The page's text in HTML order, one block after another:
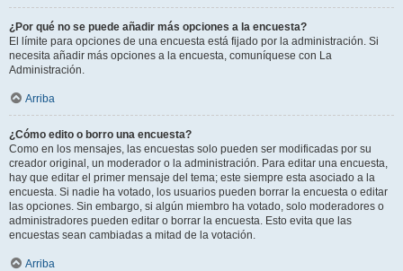
¿Por qué no se puede añadir más opciones a la encuesta?
El límite para opciones de una encuesta está fijado por la administración. Si
necesita añadir más opciones a la encuesta, comuníquese con La
Administración.
Arriba
¿Cómo edito o borro una encuesta?
Como en los mensajes, las encuestas solo pueden ser modificadas por su
creador original, un moderador o la administración. Para editar una encuesta,
hay que editar el primer mensaje del tema; este siempre esta asociado a la
encuesta. Si nadie ha votado, los usuarios pueden borrar la encuesta o editar
las opciones. Sin embargo, si algún miembro ha votado, solo moderadores o
administradores pueden editar o borrar la encuesta. Esto evita que las
encuestas sean cambiadas a mitad de la votación.
Arriba